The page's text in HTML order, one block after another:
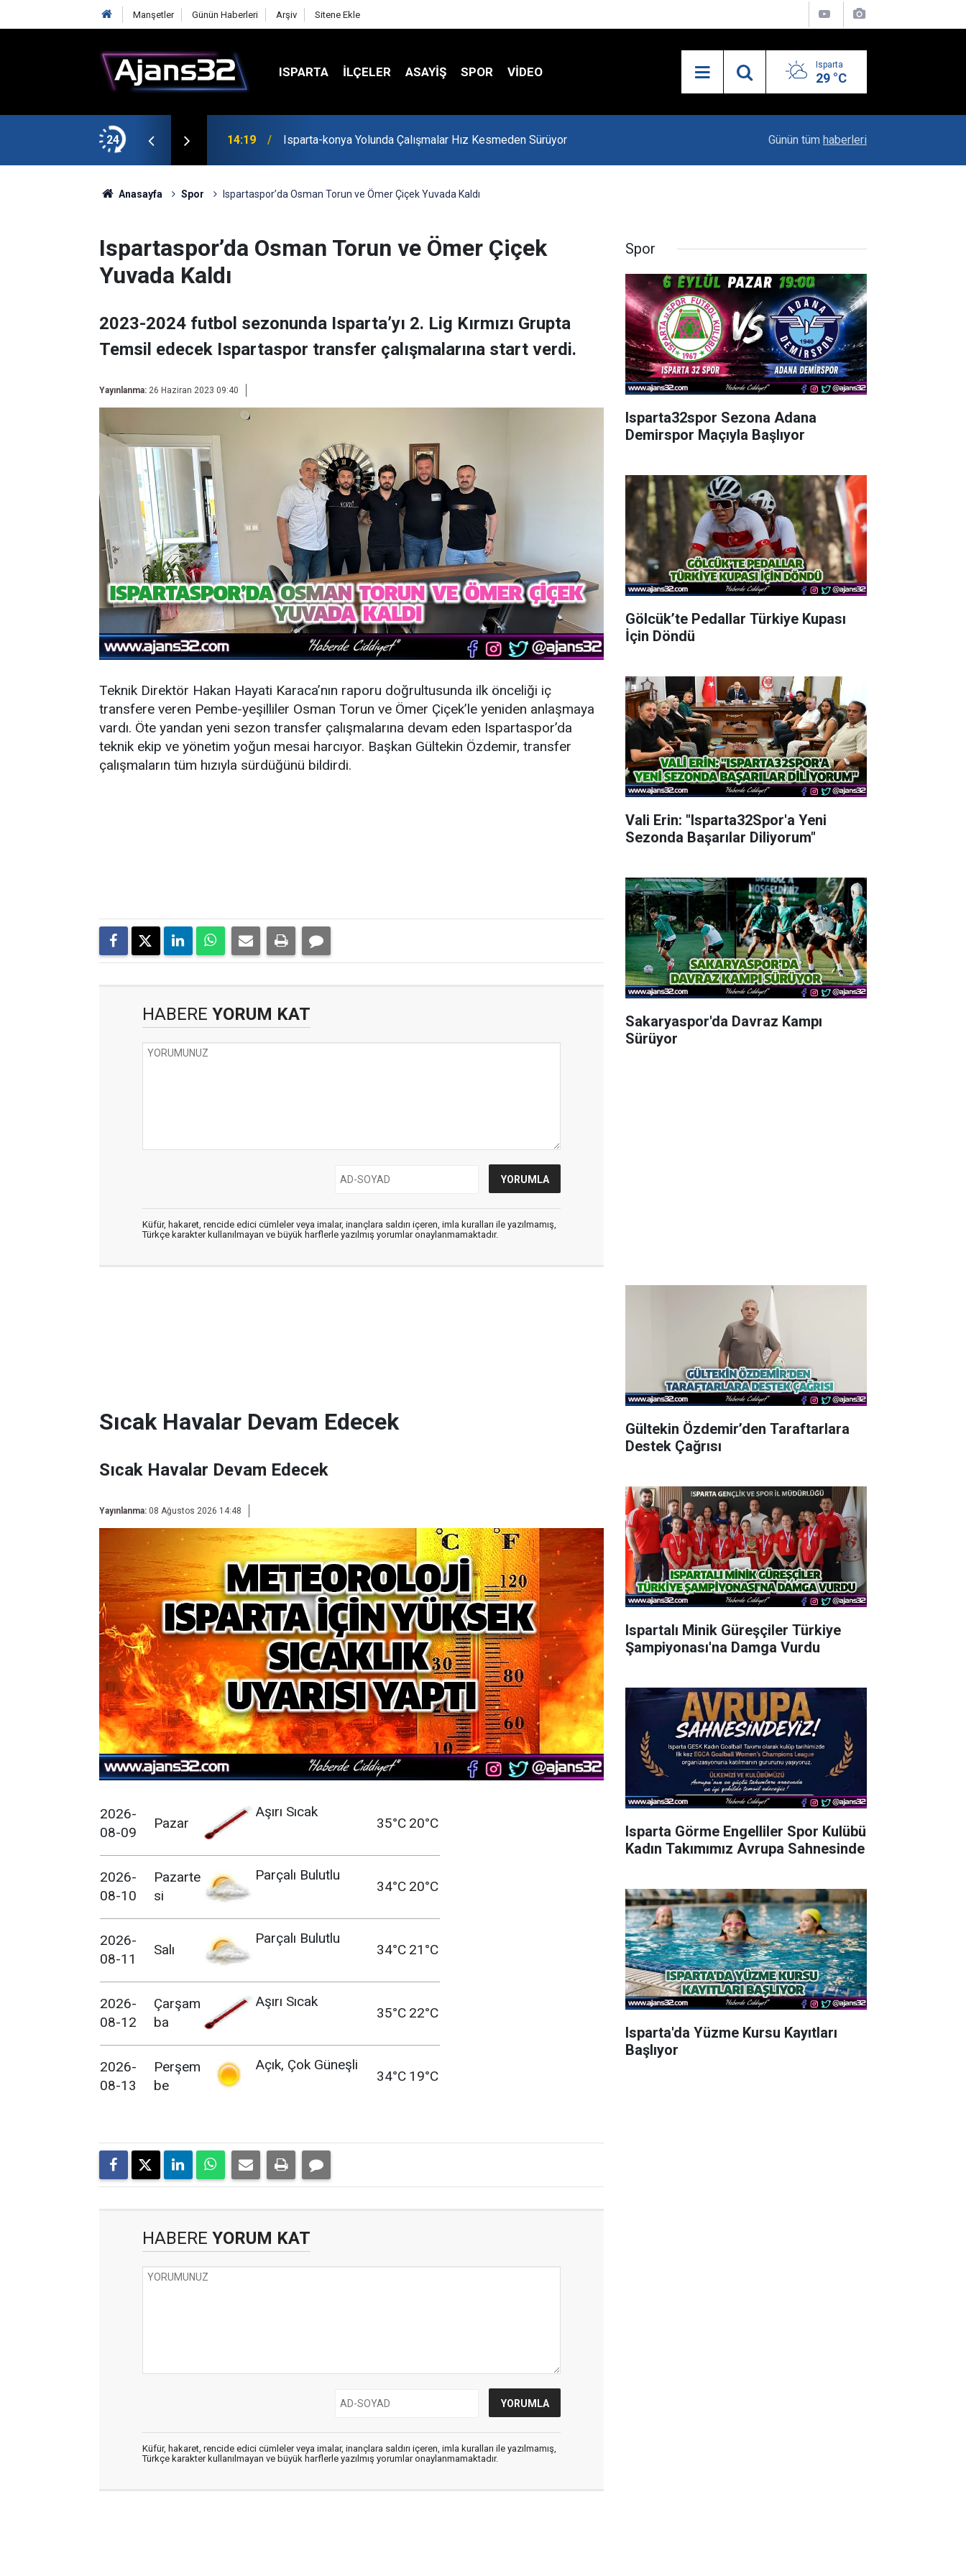
Manşetler Günün Haberleri Arşiv Sitene Ekle
ISPARTA İLÇELER ASAYİŞ SPOR VIDEO Isparta
29 °C
24 14:19 Isparta-konya Yolunda Çalışmalar Hız Kesmeden Sürüyor Isparta'nın Yatırım Dosyası Devletin Zirvesinde
Günün tüm haberleri
Anasayfa Spor Ispartaspor’da Osman Torun ve Ömer Çiçek Yuvada Kaldı
Ispartaspor’da Osman Torun ve Ömer Çiçek
Yuvada Kaldı
2023-2024 futbol sezonunda Isparta’yı 2. Lig Kırmızı Grupta
Temsil edecek Ispartaspor transfer çalışmalarına start verdi.
Yayınlanma: 26 Haziran 2023 09:40
Teknik Direktör Hakan Hayati Karaca’nın raporu doğrultusunda ilk önceliği iç
transfere veren Pembe-yeşilliler Osman Torun ve Ömer Çiçek’le yeniden anlaşmaya
vardı. Öte yandan yeni sezon transfer çalışmalarına devam eden Ispartaspor’da
teknik ekip ve yönetim yoğun mesai harcıyor. Başkan Gültekin Özdemir, transfer
çalışmaların tüm hızıyla sürdüğünü bildirdi.
HABERE YORUM KAT
Küfür, hakaret, rencide edici cümleler veya imalar, inançlara saldırı içeren, imla kuralları ile yazılmamış,
Türkçe karakter kullanılmayan ve büyük harflerle yazılmış yorumlar onaylanmamaktadır.
Sıcak Havalar Devam Edecek
Sıcak Havalar Devam Edecek
Yayınlanma: 08 Ağustos 2026 14:48
2026-
08-09
Pazar
Aşırı Sıcak
35°C 20°C
2026-
08-10
Pazarte
si
Parçalı Bulutlu
34°C 20°C
2026-
08-11
Salı
Parçalı Bulutlu
34°C 21°C
2026-
08-12
Çarşam
ba
Aşırı Sıcak
35°C 22°C
2026-
08-13
Perşem
be
Açık, Çok Güneşli
34°C 19°C
HABERE YORUM KAT
Küfür, hakaret, rencide edici cümleler veya imalar, inançlara saldırı içeren, imla kuralları ile yazılmamış,
Türkçe karakter kullanılmayan ve büyük harflerle yazılmış yorumlar onaylanmamaktadır.
Spor
Isparta32spor Sezona Adana
Demirspor Maçıyla Başlıyor
Gölcük’te Pedallar Türkiye Kupası
İçin Döndü
Vali Erin: "Isparta32Spor'a Yeni
Sezonda Başarılar Diliyorum"
Sakaryaspor'da Davraz Kampı
Sürüyor
Gültekin Özdemir’den Taraftarlara
Destek Çağrısı
Ispartalı Minik Güreşçiler Türkiye
Şampiyonası'na Damga Vurdu
Isparta Görme Engelliler Spor Kulübü
Kadın Takımımız Avrupa Sahnesinde
Isparta'da Yüzme Kursu Kayıtları
Başlıyor